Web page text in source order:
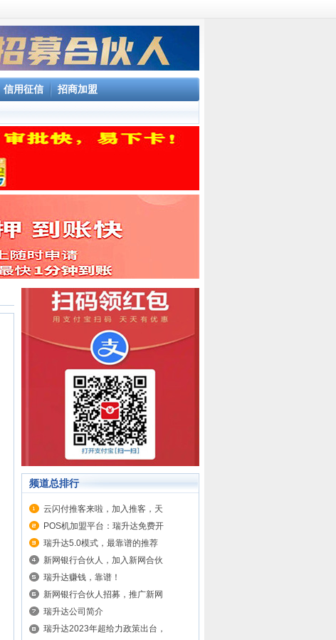
信用征信 招商加盟
频道总排行
云闪付推客来啦，加入推客，天
POS机加盟平台：瑞升达免费开
瑞升达5.0模式，最靠谱的推荐
新网银行合伙人，加入新网合伙
瑞升达赚钱，靠谱！
新网银行合伙人招募，推广新网
瑞升达公司简介
瑞升达2023年超给力政策出台，